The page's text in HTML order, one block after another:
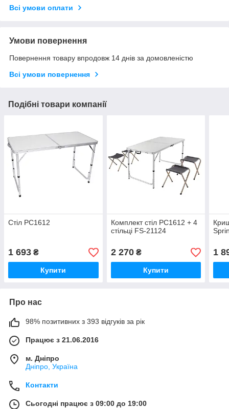
Всі умови оплати
Умови повернення
Повернення товару впродовж 14 днів за домовленістю
Всі умови повернення
Подібні товари компанії
Стіл PC1612
1 693 ₴
Купити
Комплект стіл PC1612 + 4
стільці FS-21124
2 270₴
Купити
1
Про нас
98% позитивних з 393 відгуків за рік
Працює з 21.06.2016
м. Дніпро
Дніпро, Україна
Контакти
Сьогодні працює з 09:00 до 19:00